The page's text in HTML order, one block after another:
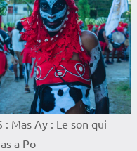
: Mas Ay : Le son qui
a Po